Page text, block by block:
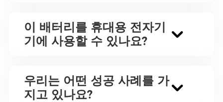
이 배터리를 휴대용 전자기
기에 사용할 수 있나요?
우리는 어떤 성공 사례를 가
지고 있나요?